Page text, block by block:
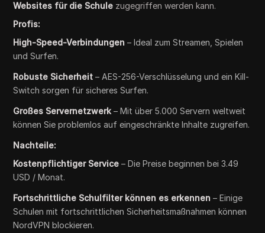
Websites für die Schule zugegriffen werden kann.
Profis:
High-Speed-Verbindungen – Ideal zum Streamen, Spielen
und Surfen.
Robuste Sicherheit – AES-256-Verschlüsselung und ein Kill-
Switch sorgen für sicheres Surfen.
Großes Servernetzwerk – Mit über 5.000 Servern weltweit
können Sie problemlos auf eingeschränkte Inhalte zugreifen.
Nachteile:
Kostenpflichtiger Service – Die Preise beginnen bei 3.49
USD / Monat.
Fortschrittliche Schulfilter können es erkennen – Einige
Schulen mit fortschrittlichen Sicherheitsmaßnahmen können
NordVPN blockieren.